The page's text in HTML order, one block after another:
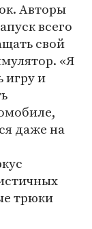
Авторы
всего
свой
«Я
игру и
даже на
трюки